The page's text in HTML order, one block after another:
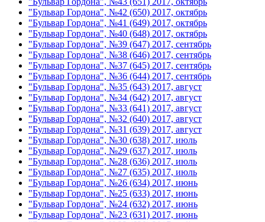
"Бульвар Гордона", №42 (650) 2017, октябрь
"Бульвар Гордона", №41 (649) 2017, октябрь
"Бульвар Гордона", №40 (648) 2017, октябрь
"Бульвар Гордона", №39 (647) 2017, сентябрь
"Бульвар Гордона", №38 (646) 2017, сентябрь
"Бульвар Гордона", №37 (645) 2017, сентябрь
"Бульвар Гордона", №36 (644) 2017, сентябрь
"Бульвар Гордона", №35 (643) 2017, август
"Бульвар Гордона", №34 (642) 2017, август
"Бульвар Гордона", №33 (641) 2017, август
"Бульвар Гордона", №32 (640) 2017, август
"Бульвар Гордона", №31 (639) 2017, август
"Бульвар Гордона", №30 (638) 2017, июль
"Бульвар Гордона", №29 (637) 2017, июль
"Бульвар Гордона", №28 (636) 2017, июль
"Бульвар Гордона", №27 (635) 2017, июль
"Бульвар Гордона", №26 (634) 2017, июнь
"Бульвар Гордона", №25 (633) 2017, июнь
"Бульвар Гордона", №24 (632) 2017, июнь
"Бульвар Гордона", №23 (631) 2017, июнь